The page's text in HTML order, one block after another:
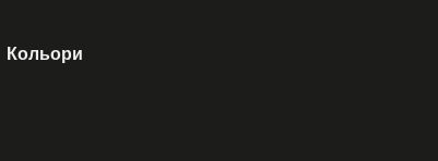
Кольори